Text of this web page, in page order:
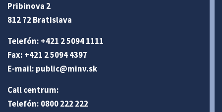
Pribinova 2
812 72 Bratislava
Telefón: +421 2 5094 1111
Fax: +421 2 5094 4397
E-mail: public@minv.sk
Call centrum:
Telefón: 0800 222 222